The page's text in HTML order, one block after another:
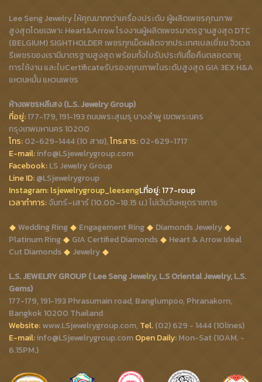
Lee Seng Jewelry ให้คุณมากกว่าเครื่องประดับ ผู้ผลิตเพชรคุณภาพ
สูงสุดโดยเฉพาะ Heart&Arrow โรงงานผู้ผลิตเพชรมาตรฐานสูงสุด DTC
(BELGIUM) SIGHTHOLDER เพชรทุกเม็ดผลิตจากประเทศเบลเยี่ยม จิวเวล
รีเพชรของเรามีมาตรฐานสูงสุด พร้อมทั้งใบรับประกันซื้อคืนตลอดอายุ
การใช้งาน และใบCertificateรับรองคุณภาพในระดับสูงสุด GIA 3EX H&A
แหวนหมั้น แหวนเพชร
ห้างเพชรหลีเสง (L.S. Jewelry Group)
ที่อยู่:177-179, 191-193 ถนนพระสุเมรุ บางลำพู เขตพระนคร
กรุงเทพมหานคร 10200
โทร:02-629-1444 (10 สาย),โทรสาร:02-629-1717
E-mail:info@LSjewelrygroup.com
Facebook:LS Jewelry Group
Line ID:@LSjewelrygroup
Instagram:lsjewelrygroup_leesengLที่อยู่: 177-roup
เวลาทำการ:จันทร์–เสาร์ (10.00–18.15 น.) ไม่เว้นวันหยุดราชการ
Wedding Ring
Engagement Ring
Diamonds Jewelry
Platinum Ring
GIA Certified Diamonds
Heart & Arrow Ideal
Cut Diamonds
Jewelry
L.S. JEWELRY GROUP ( Lee Seng Jewelry, L.S Oriental Jewelry, L.S.
Gems)
177-179, 191-193 Phrasumain road, Banglumpoo, Phranakorn,
Bangkok 10200 Thailand
Website:www.LSjewelrygroup.com, Tel.(02) 629 - 1444 (10lines)
E-mail:info@LSjewelrygroup.comOpen Daily:Mon-Sat (10AM. -
6.15PM.)